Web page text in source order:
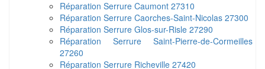
Réparation Serrure Caumont 27310
Réparation Serrure Caorches-Saint-Nicolas 27300
Réparation Serrure Glos-sur-Risle 27290
Réparation Serrure Saint-Pierre-de-Cormeilles
27260
Réparation Serrure Richeville 27420